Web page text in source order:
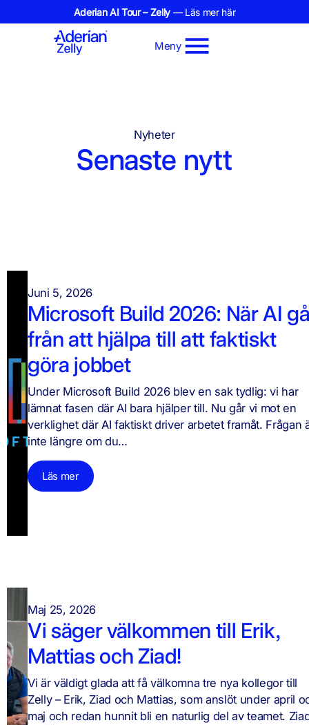
Aderian AI Tour – Zelly — Läs mer här
Meny
Nyheter
Senaste nytt
Juni 5, 2026
Microsoft Build 2026: När AI
från att hjälpa till att faktiskt
göra jobbet
Under Microsoft Build 2026 blev en sak tydlig: vi har
lämnat fasen där AI bara hjälper till. Nu går vi mot en
verklighet där AI faktiskt driver arbetet framåt. Frågan
inte längre om du…
Läs mer
Maj 25, 2026
Vi säger välkommen till Erik,
Mattias och Ziad!
Vi är väldigt glada att få välkomna tre nya kollegor till
Zelly – Erik, Ziad och Mattias, som anslöt under april
maj och redan hunnit bli en naturlig del av teamet.